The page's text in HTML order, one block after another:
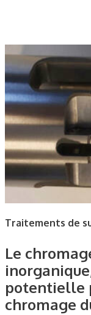
Traitements de
Le
potentielle
chromage